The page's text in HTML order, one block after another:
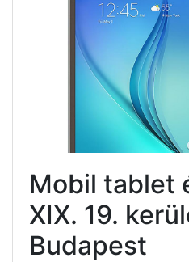
Mobil tablet
XIX. 19.
Budapest